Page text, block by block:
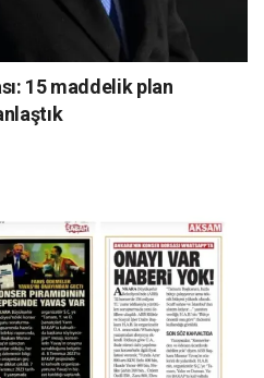
15 maddelik plan